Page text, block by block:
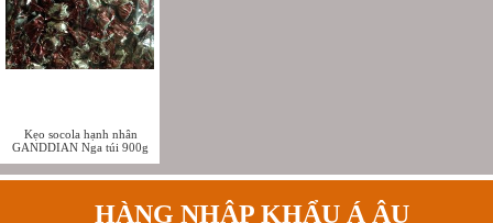
Kẹo socola hạnh nhân
GANDDIAN Nga túi 900g
HÀNG NHẬP KHẨU Á ÂU